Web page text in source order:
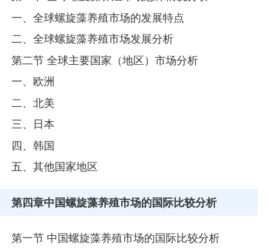
一、全球螺旋藻养殖市场的发展特点
二、全球螺旋藻养殖市场发展分析
第二节 全球主要国家（地区）市场分析
一、欧洲
二、北美
三、日本
四、韩国
五、其他国家地区
第四章中国螺旋藻养殖市场的国际比较分析
第一节 中国螺旋藻养殖市场的国际比较分析